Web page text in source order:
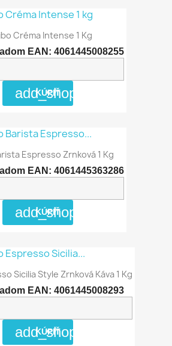
Créma Intense 1 Kg
EAN: 4061445008255
add_shopping_cart
KÚPIŤ
Espresso Zrnková 1 Kg
EAN: 4061445363286
add_shopping_cart
KÚPIŤ
Sicilia Style Zrnková Káva 1 Kg
EAN: 4061445008293
add_shopping_cart
KÚPIŤ